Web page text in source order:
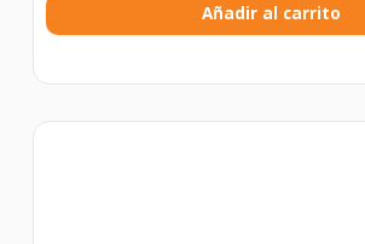
Añadir al carrito